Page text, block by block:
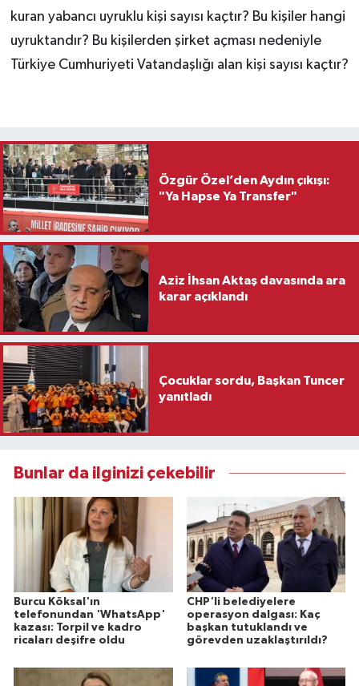
kuran yabancı uyruklu kişi sayısı kaçtır? Bu kişiler hangi
uyruktandır? Bu kişilerden şirket açması nedeniyle
Türkiye Cumhuriyeti Vatandaşlığı alan kişi sayısı kaçtır?
Özgür Özel’den Aydın çıkışı:
"Ya Hapse Ya Transfer"
Aziz İhsan Aktaş davasında ara
karar açıklandı
Çocuklar sordu, Başkan Tuncer
yanıtladı
Bunlar da ilginizi çekebilir
Burcu Köksal'ın
telefonundan 'WhatsApp'
kazası: Torpil ve kadro
ricaları deşifre oldu
CHP'li belediyelere
operasyon dalgası: Kaç
başkan tutuklandı ve
görevden uzaklaştırıldı?